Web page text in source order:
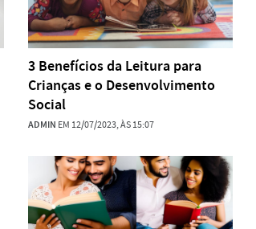
3 Benefícios da Leitura para
Crianças e o Desenvolvimento
Social
ADMIN EM 12/07/2023, ÀS 15:07